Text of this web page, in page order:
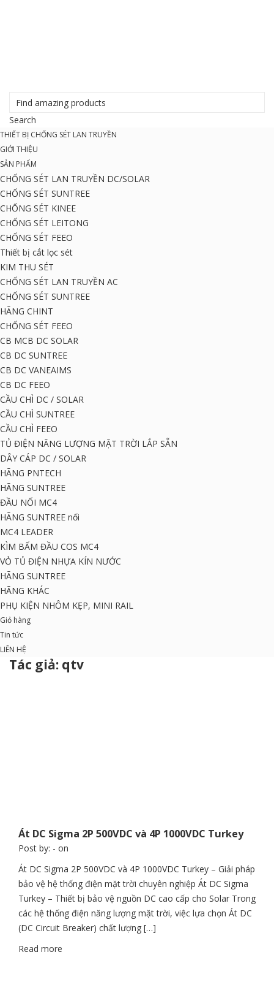
THIẾT BỊ CHỐNG SÉT LAN TRUYỀN
GIỚI THIỆU
SẢN PHẨM
CHỐNG SÉT LAN TRUYỀN DC/SOLAR
CHỐNG SÉT SUNTREE
CHỐNG SÉT KINEE
CHỐNG SÉT LEITONG
CHỐNG SÉT FEEO
Thiết bị cắt lọc sét
KIM THU SÉT
CHỐNG SÉT LAN TRUYỀN AC
CHỐNG SÉT SUNTREE
HÃNG CHINT
CHỐNG SÉT FEEO
CB MCB DC SOLAR
CB DC SUNTREE
CB DC VANEAIMS
CB DC FEEO
CẦU CHÌ DC / SOLAR
CẦU CHÌ SUNTREE
CẦU CHÌ FEEO
TỦ ĐIỆN NĂNG LƯỢNG MẶT TRỜI LẮP SẴN
DÂY CÁP DC / SOLAR
HÃNG PNTECH
HÃNG SUNTREE
ĐẦU NỐI MC4
HÃNG SUNTREE nối
MC4 LEADER
KÌM BẤM ĐẦU COS MC4
VỎ TỦ ĐIỆN NHỰA KÍN NƯỚC
HÃNG SUNTREE
HÃNG KHÁC
PHỤ KIỆN NHÔM KẸP, MINI RAIL
Giỏ hàng
Tin tức
LIÊN HỆ
Tác giả: qtv
Át DC Sigma 2P 500VDC và 4P 1000VDC Turkey
Post by: - on
Át DC Sigma 2P 500VDC và 4P 1000VDC Turkey – Giải pháp
bảo vệ hệ thống điện mặt trời chuyên nghiệp Át DC Sigma
Turkey – Thiết bị bảo vệ nguồn DC cao cấp cho Solar Trong
các hệ thống điện năng lượng mặt trời, việc lựa chọn Át DC
(DC Circuit Breaker) chất lượng […]
Read more